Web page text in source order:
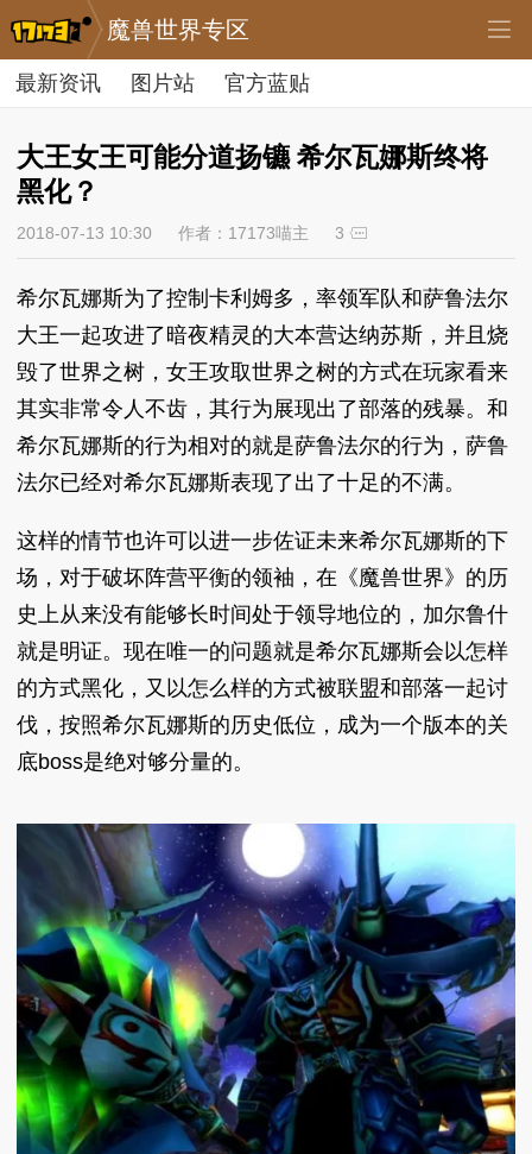
魔兽世界专区
最新资讯 图片站 官方蓝贴
大王女王可能分道扬镳 希尔瓦娜斯终将
黑化？
2018-07-13 10:30 作者：17173喵主 3
希尔瓦娜斯为了控制卡利姆多，率领军队和萨鲁法尔
大王一起攻进了暗夜精灵的大本营达纳苏斯，并且烧
毁了世界之树，女王攻取世界之树的方式在玩家看来
其实非常令人不齿，其行为展现出了部落的残暴。和
希尔瓦娜斯的行为相对的就是萨鲁法尔的行为，萨鲁
法尔已经对希尔瓦娜斯表现了出了十足的不满。
这样的情节也许可以进一步佐证未来希尔瓦娜斯的下
场，对于破坏阵营平衡的领袖，在《魔兽世界》的历
史上从来没有能够长时间处于领导地位的，加尔鲁什
就是明证。现在唯一的问题就是希尔瓦娜斯会以怎样
的方式黑化，又以怎么样的方式被联盟和部落一起讨
伐，按照希尔瓦娜斯的历史低位，成为一个版本的关
底boss是绝对够分量的。